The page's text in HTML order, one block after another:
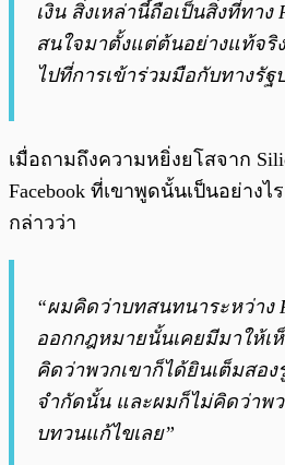
เงิน สิ่งเหล่านี้ถือเป็นสิ่งที่ทาง
สนใจมาตั้งแต่ต้นอย่างแท้จริ
ไปที่การเข้าร่วมมือกับทางรัฐ
เมื่อถามถึงความหยิ่งยโสจาก
Facebook ที่เขาพูดนั้นเป็นอย่างไ
กล่าวว่า
“ผมคิดว่าบทสนทนาระหว่าง
ออกกฎหมายนั้นเคยมีมาให้เ
คิดว่าพวกเขาก็ได้ยินเต็มสอ
จำกัดนั้น และผมก็ไม่คิดว่าพว
บทวนแก้ไขเลย”